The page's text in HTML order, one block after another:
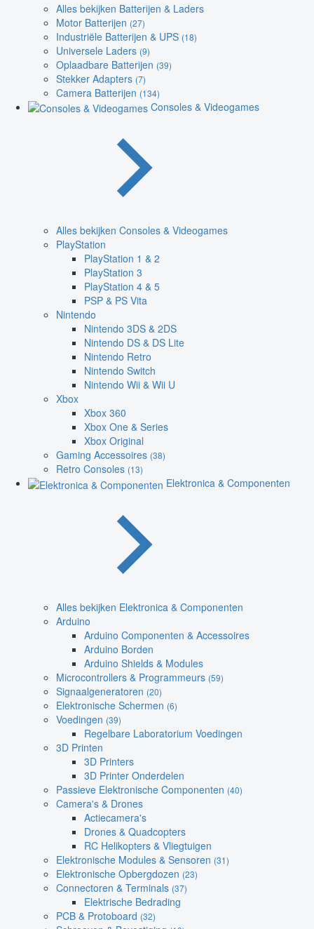
Alles bekijken Batterijen & Laders
Motor Batterijen (27)
Industriële Batterijen & UPS (18)
Universele Laders (9)
Oplaadbare Batterijen (39)
Stekker Adapters (7)
Camera Batterijen (134)
Consoles & Videogames
Alles bekijken Consoles & Videogames
PlayStation
PlayStation 1 & 2
PlayStation 3
PlayStation 4 & 5
PSP & PS Vita
Nintendo
Nintendo 3DS & 2DS
Nintendo DS & DS Lite
Nintendo Retro
Nintendo Switch
Nintendo Wii & Wii U
Xbox
Xbox 360
Xbox One & Series
Xbox Original
Gaming Accessoires (38)
Retro Consoles (13)
Elektronica & Componenten
Alles bekijken Elektronica & Componenten
Arduino
Arduino Componenten & Accessoires
Arduino Borden
Arduino Shields & Modules
Microcontrollers & Programmeurs (59)
Signaalgeneratoren (20)
Elektronische Schermen (6)
Voedingen (39)
Regelbare Laboratorium Voedingen
3D Printen
3D Printers
3D Printer Onderdelen
Passieve Elektronische Componenten (40)
Camera's & Drones
Actiecamera's
Drones & Quadcopters
RC Helikopters & Vliegtuigen
Elektronische Modules & Sensoren (31)
Elektronische Opbergdozen (23)
Connectoren & Terminals (37)
Elektrische Bedrading
PCB & Protoboard (32)